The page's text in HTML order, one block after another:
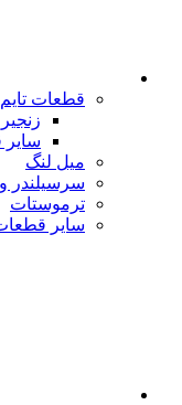
قطعات تایم
سایر
میل لنگ
سرسیلندر
ترموستات
سایر